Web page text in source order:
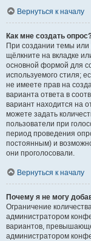
Вернуться к началу
Как мне создать
При создании темы
щёлкните на вкладке
основной формой для
используемого стиля;
не имеете прав на
варианта ответа в
вариант находится на
можете задать
пользователи при
период проведения
постоянным) и
они проголосовали.
Вернуться к началу
Почему я не могу
Ограничение
администратором
вариантов,
администратором